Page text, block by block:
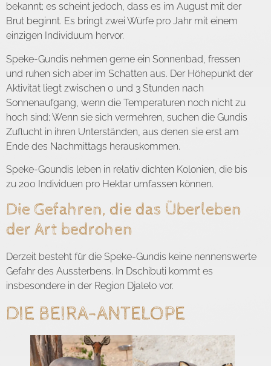
bekannt; es scheint jedoch, dass es im August mit der
Brut beginnt. Es bringt zwei Würfe pro Jahr mit einem
einzigen Individuum hervor.
Speke-Gundis nehmen gerne ein Sonnenbad, fressen
und ruhen sich aber im Schatten aus. Der Höhepunkt der
Aktivität liegt zwischen 0 und 3 Stunden nach
Sonnenaufgang, wenn die Temperaturen noch nicht zu
hoch sind; Wenn sie sich vermehren, suchen die Gundis
Zuflucht in ihren Unterständen, aus denen sie erst am
Ende des Nachmittags herauskommen.
Speke-Goundis leben in relativ dichten Kolonien, die bis
zu 200 Individuen pro Hektar umfassen können.
Die Gefahren, die das Überleben
der Art bedrohen
Derzeit besteht für die Speke-Gundis keine nennenswerte
Gefahr des Aussterbens. In Dschibuti kommt es
insbesondere in der Region Djalelo vor.
DIE BEIRA-ANTELOPE